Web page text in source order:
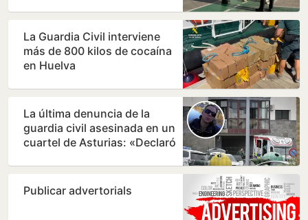
La Guardia Civil interviene
más de 800 kilos de cocaína
en Huelva
La última denuncia de la
guardia civil asesinada en un
cuartel de Asturias: «Declaró
Publicar advertorials